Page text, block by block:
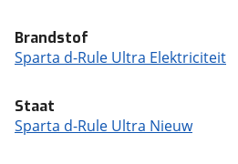
Brandstof
Sparta d-Rule Ultra Elektriciteit
Staat
Sparta d-Rule Ultra Nieuw